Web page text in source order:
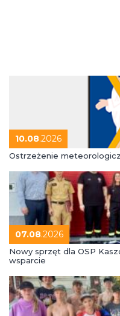
10.08.2026
Ostrzeżenie
07.08.2026
Nowy sprzęt dla OSP
wsparcie